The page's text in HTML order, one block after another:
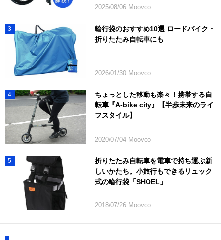
2025/08/06 Moovoo
3
輪行袋のおすすめ10選 ロードバイク・
折りたたみ自転車にも
2026/01/30 Moovoo
4
ちょっとした移動も楽々！携帯する自
転車『A-bike city』【半歩未来のライ
フスタイル】
2020/07/04 Moovoo
5
折りたたみ自転車を電車で持ち運ぶ新
しいかたち。小旅行もできるリュック
式の輪行袋「SHOEL」
2018/07/26 Moovoo